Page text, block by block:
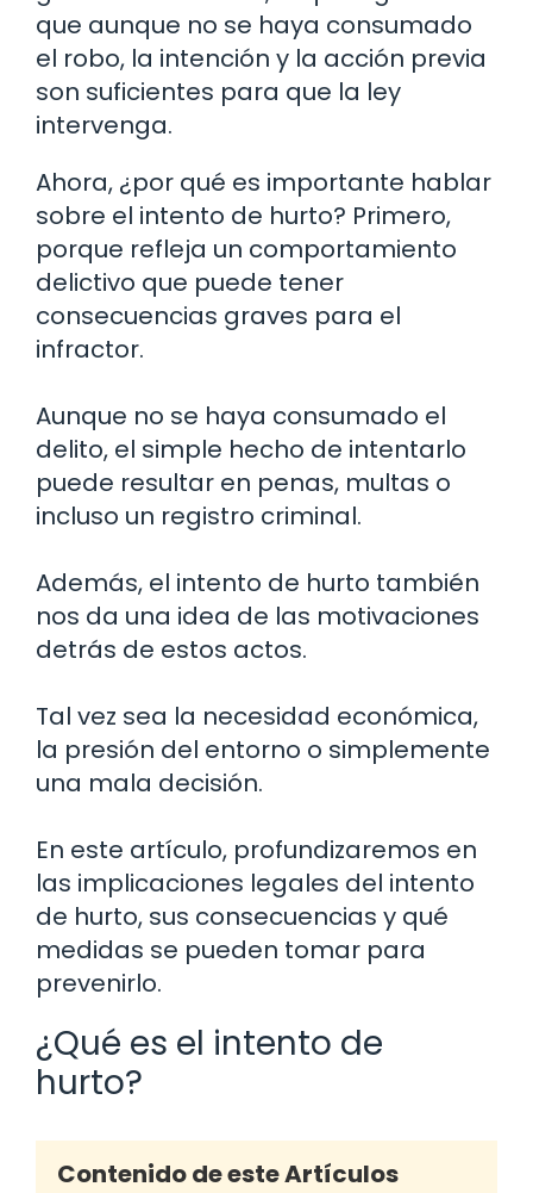
que aunque no se haya consumado
el robo, la intención y la acción previa
son suficientes para que la ley
intervenga.
Ahora, ¿por qué es importante hablar
sobre el intento de hurto? Primero,
porque refleja un comportamiento
delictivo que puede tener
consecuencias graves para el
infractor.
Aunque no se haya consumado el
delito, el simple hecho de intentarlo
puede resultar en penas, multas o
incluso un registro criminal.
Además, el intento de hurto también
nos da una idea de las motivaciones
detrás de estos actos.
Tal vez sea la necesidad económica,
la presión del entorno o simplemente
una mala decisión.
En este artículo, profundizaremos en
las implicaciones legales del intento
de hurto, sus consecuencias y qué
medidas se pueden tomar para
prevenirlo.
¿Qué es el intento de
hurto?
Contenido de este Artículos